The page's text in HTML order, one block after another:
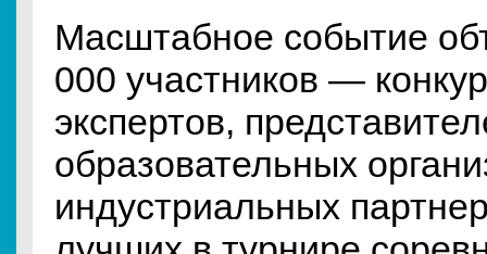
Масштабное событие
000 участников —
экспертов,
образовательных
индустриальных